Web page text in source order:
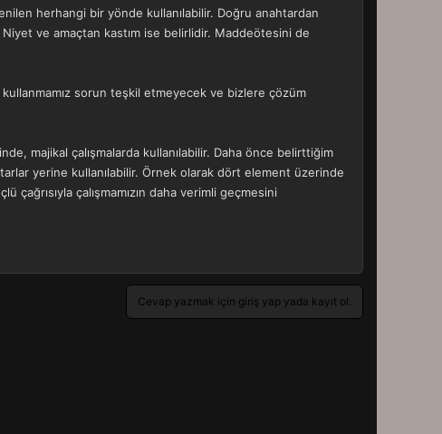
herhangi bir yönde kullanılabilir. Doğru anahtardan
ve amaçtan kastım ise belirlidir. Maddeötesini de
sorun teşkil etmeyecek ve bizlere çözüm
majikal çalışmalarda kullanılabilir. Daha önce belirttiğim
yerine kullanılabilir. Örnek olarak dört element üzerinde
çalışmamızın daha verimli geçmesini
Cevap yazmak için giriş yap yada kayıt ol.